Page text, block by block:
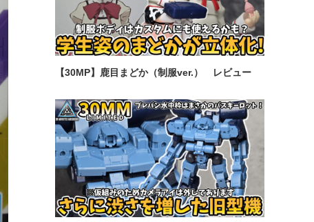
【30MP】鹿目まどか（制服ver.） レビュー